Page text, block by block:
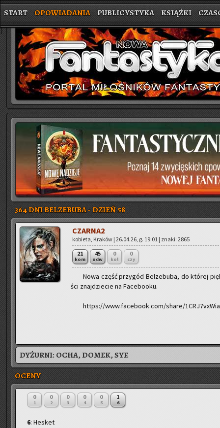
START OPOWIADANIA PUBLICYSTYKA KSIĄŻKI
}
364 DNI BELZEBUBA - DZIEŃ 58
CZAR­NA2
ko­bie­ta, Kra­ków | 26.04.26, g. 19:01 | znaki: 2865
21
kom
45
odw
0
kol
0
czy
Nowa część przy­gód Bel­ze­bu­ba, do któ­rej
ści znaj­dzie­cie na Fa­ce­bo­oku.
https://www.facebook.com/share/
DYŻURNI: OCHA, DOMEK, SYF.
OCENY
0
1
0
2
0
3
0
4
0
5
1
6
6: Hesket